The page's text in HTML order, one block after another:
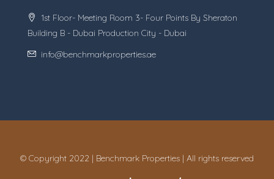
1st Floor- Meeting Room 3- Four Points By Sheraton
Building B - Dubai Production City - Dubai
info@benchmarkproperties.ae
© Copyright 2022 | Benchmark Properties | All rights reserved